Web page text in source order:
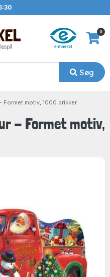
Søg
0
Formet motiv, 1000 brikker
- Formet motiv,